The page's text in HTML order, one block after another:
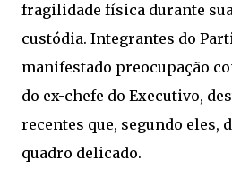
fragilidade física durante
custódia. Integrantes do
manifestado preocupação
do ex-chefe do Executivo,
recentes que, segundo eles,
quadro delicado.